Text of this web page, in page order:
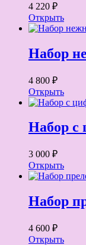
4 220 ₽
Открыть
Набор
4 800 ₽
Открыть
Набор с
3 000 ₽
Открыть
Набор
4 600 ₽
Открыть